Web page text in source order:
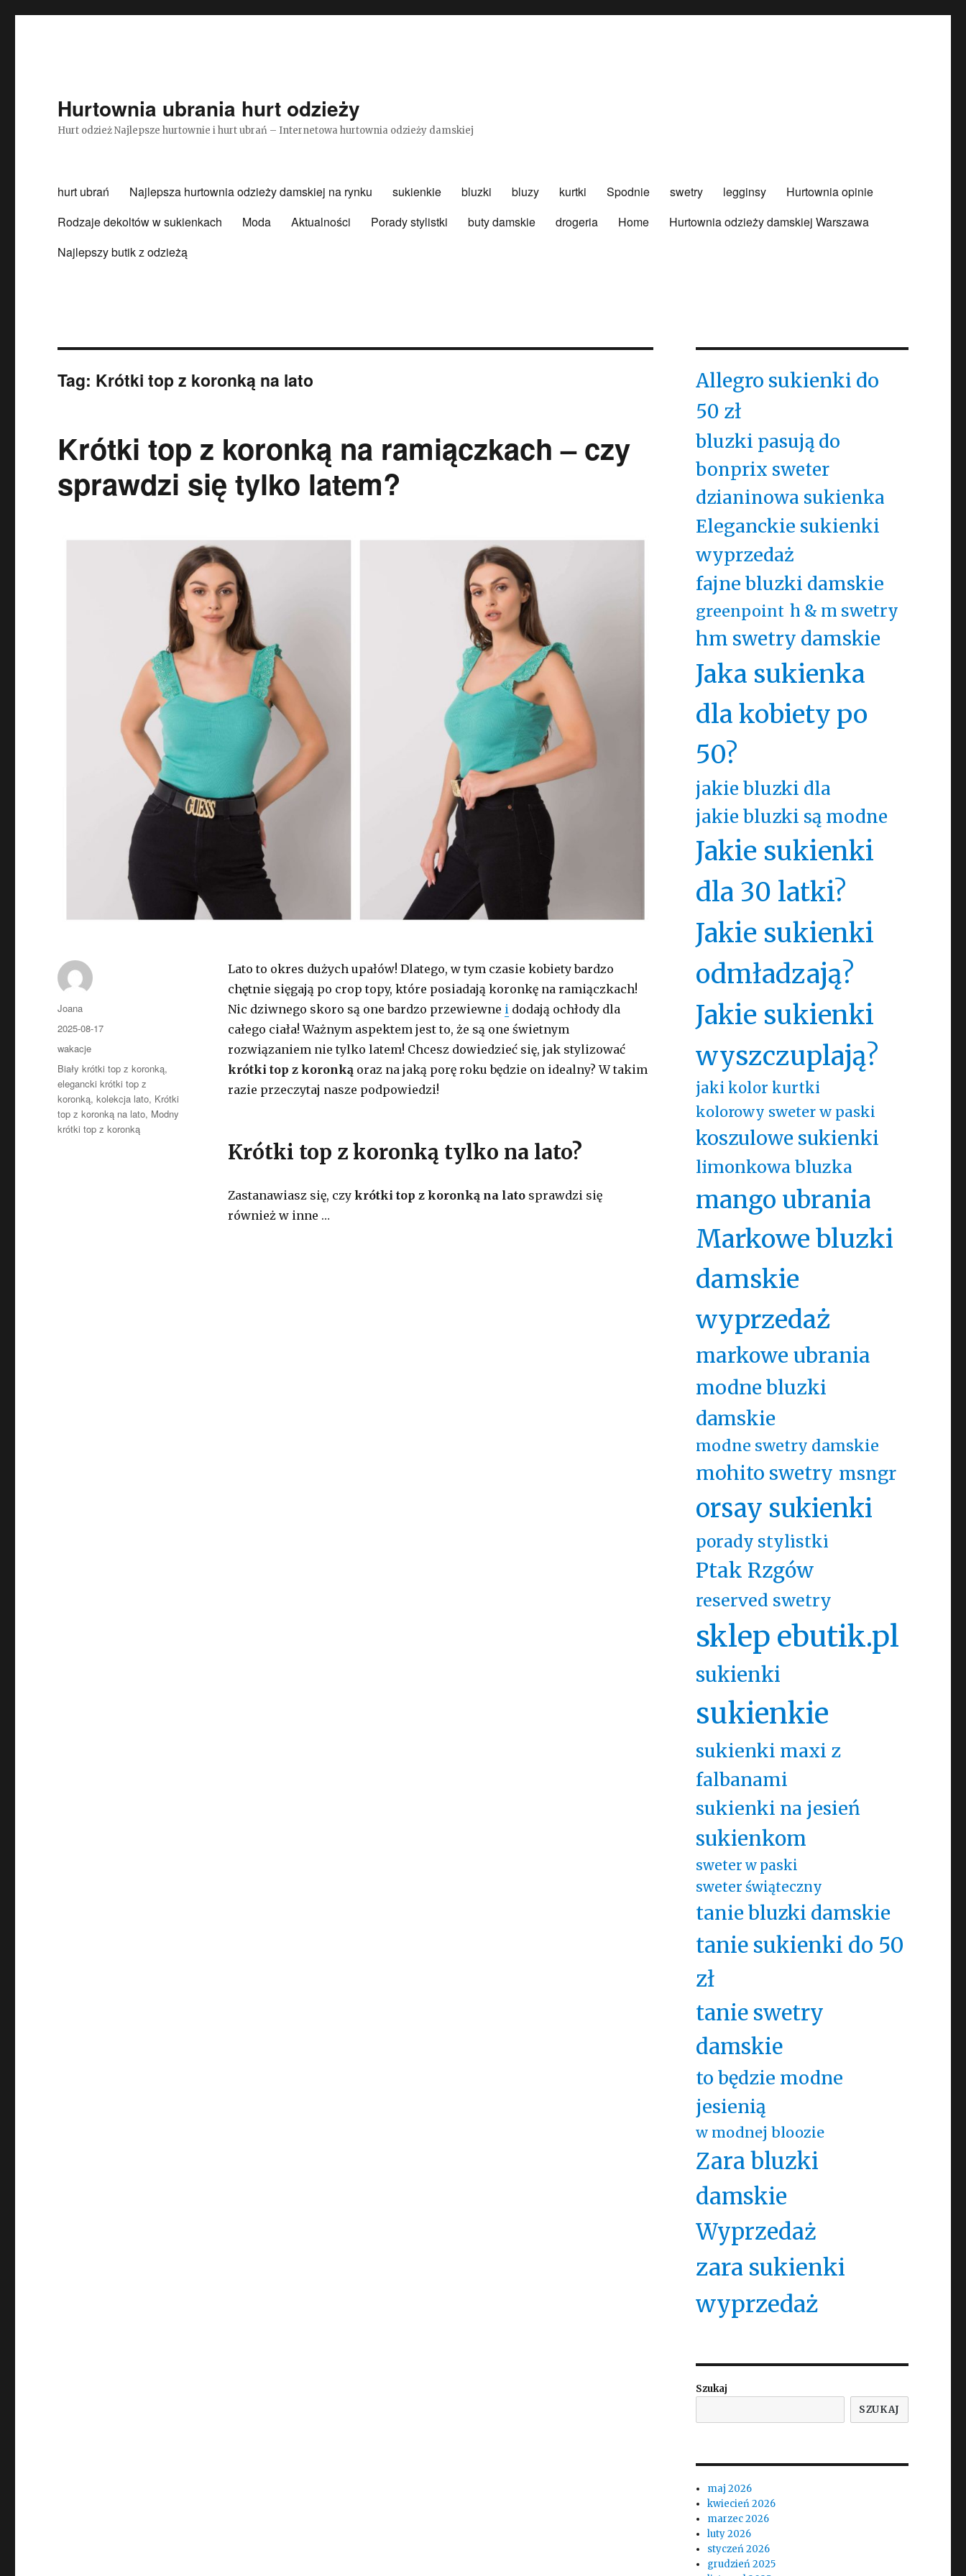
Hurtownia ubrania hurt odzieży
Hurt odzież Najlepsze hurtownie i hurt ubrań – Internetowa hurtownia odzieży damskiej
hurt ubrań Najlepsza hurtownia odzieży damskiej na rynku sukienkie bluzki bluzy kurtki Spodnie swetry legginsy
Hurtownia opinie
Rodzaje dekoltów w sukienkach
Moda Aktualności Porady stylistki buty damskie drogeria Home
Hurtownia odzieży damskiej Warszawa
Najlepszy butik z odzieżą
Tag: Krótki top z koronką na lato
Krótki top z koronką na ramiączkach – czy
sprawdzi się tylko latem?
Lato to okres dużych upałów! Dlatego, w tym czasie kobiety bardzo
chętnie sięgają po crop topy, które posiadają koronkę na ramiączkach!
Nic dziwnego skoro są one bardzo przewiewne i dodają ochłody dla
całego ciała! Ważnym aspektem jest to, że są one świetnym
rozwiązaniem nie tylko latem! Chcesz dowiedzieć się, jak stylizować
krótki top z koronką oraz na jaką porę roku będzie on idealny? W takim
razie przeczytaj nasze podpowiedzi!
Krótki top z koronką tylko na lato?
Zastanawiasz się, czy krótki top z koronką na latosprawdzi się
również w inne …
Autor
Joana
Opublikowano
2025-08-17
Kategorie
wakacje
Tagi
Biały krótki top z koronką,
elegancki krótki top z
koronką,kolekcja lato, Krótki
top z koronką na lato, Modny
krótki top z koronką
Allegro sukienki do
50 zł
bluzki pasują do
bonprix sweter
dzianinowa sukienka
Eleganckie sukienki
wyprzedaż
fajne bluzki damskie
greenpoint h & m swetry
hm swetry damskie
Jaka sukienka
dla kobiety po
50?
jakie bluzki dla
jakie bluzki są modne
Jakie sukienki
dla 30 latki?
Jakie sukienki
odmładzają?
Jakie sukienki
wyszczuplają?
jaki kolor kurtki
kolorowy sweter w paski
koszulowe sukienki
limonkowa bluzka
mango ubrania
Markowe bluzki
damskie
wyprzedaż
markowe ubrania
modne bluzki
damskie
modne swetry damskie
mohito swetry msngr
orsay sukienki
porady stylistki
Ptak Rzgów
reserved swetry
sklep ebutik.pl
sukienki
sukienkie
sukienki maxi z
falbanami
sukienki na jesień
sukienkom
sweter w paski
sweter świąteczny
tanie bluzki damskie
tanie sukienki do 50
zł
tanie swetry
damskie
to będzie modne
jesienią
w modnej bloozie
Zara bluzki
damskie
Wyprzedaż
zara sukienki
wyprzedaż
Szukaj
SZUKAJ
maj 2026
kwiecień 2026
marzec 2026
luty 2026
styczeń 2026
grudzień 2025